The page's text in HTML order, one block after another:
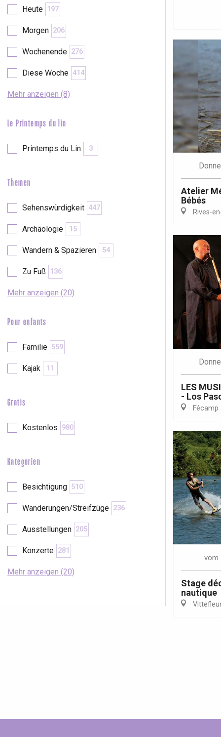
Duclair
Paris 1h30
Heute 197
Morgen 206
Wochenende 276
Diese Woche 414
Mehr anzeigen (8)
Le Printemps du lin
Printemps du Lin 3
Themen
Sehenswürdigkeit 447
Archäologie 15
Wandern & Spazieren 54
Zu Fuß 136
Mehr anzeigen (20)
Pour enfants
Familie 559
Kajak 11
Gratis
Kostenlos 980
Kategorien
Besichtigung 510
Wanderungen/Streifzüge 236
Ausstellungen 205
Konzerte 281
Mehr anzeigen (20)
Atelier
Bébés
Rives-
LES
- Los
Fécamp
vom
Stage
nautique